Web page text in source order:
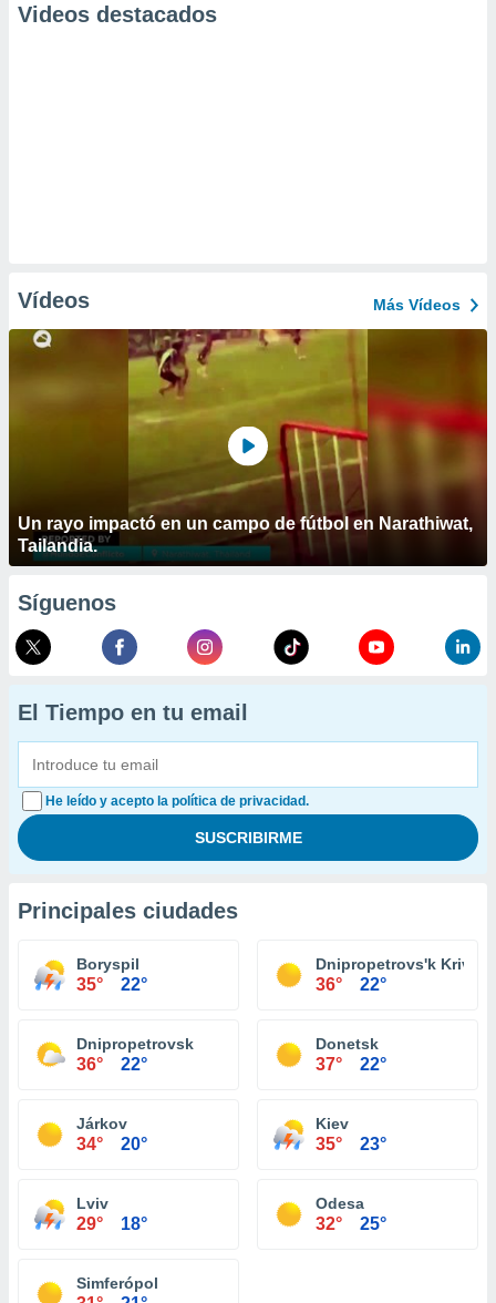
Videos destacados
Vídeos Más Vídeos
Un rayo impactó en un campo de fútbol en Narathiwat,
Tailandia.
Síguenos
El Tiempo en tu email
He leído y acepto la política de privacidad.
Principales ciudades
Boryspil
35° 22°
Dnipropetrovs'k Krivói
36° 22°
Dnipropetrovsk
36° 22°
Donetsk
37° 22°
Járkov
34° 20°
Kiev
35° 23°
Lviv
29° 18°
Odesa
32° 25°
Simferópol